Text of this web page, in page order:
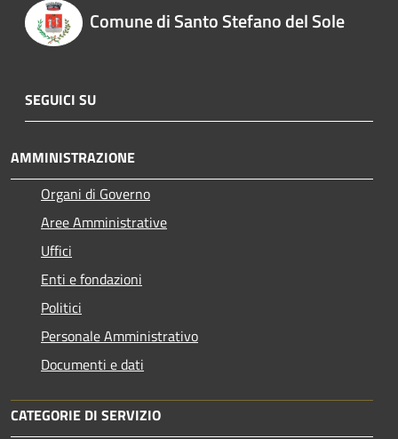
Comune di Santo Stefano del Sole
SEGUICI SU
AMMINISTRAZIONE
Organi di Governo
Aree Amministrative
Uffici
Enti e fondazioni
Politici
Personale Amministrativo
Documenti e dati
CATEGORIE DI SERVIZIO